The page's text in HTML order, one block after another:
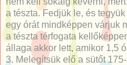
a tészta. Fedjük le, és
egy órát mindképpen várjuk
a tészta térfogata
állaga akkor lett, amikor 1,5
3. Melegítsük elő a sütőt